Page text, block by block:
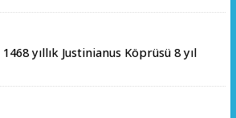
1468 yıllık Justinianus Köprüsü 8 yıl